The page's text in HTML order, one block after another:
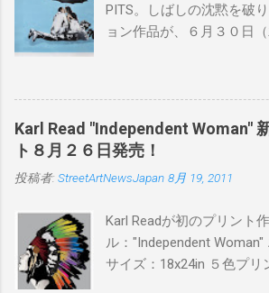
PITS。しばしの沈黙を破
ョン作品が、６月３０日
品に落とし込むスタイル
PITSの過去記事はこちら
日(木)19時 タイトル：
BLUE/MINT GREEN/PINK/
ン：各色５ サイズ：
¥16,000(¥17,280) 購入は、
Karl Read "Independent Woman"
ト８月２６日発売！
投稿者: StreetArtNewsJapan 8月 19, 2011
Karl Readが初のプリント
ル："Independent
サイズ：18x24in ５色プ